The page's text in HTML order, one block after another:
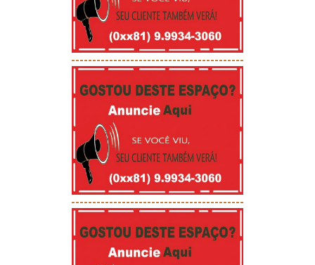
-----------------------------------------
-----------------------------------------